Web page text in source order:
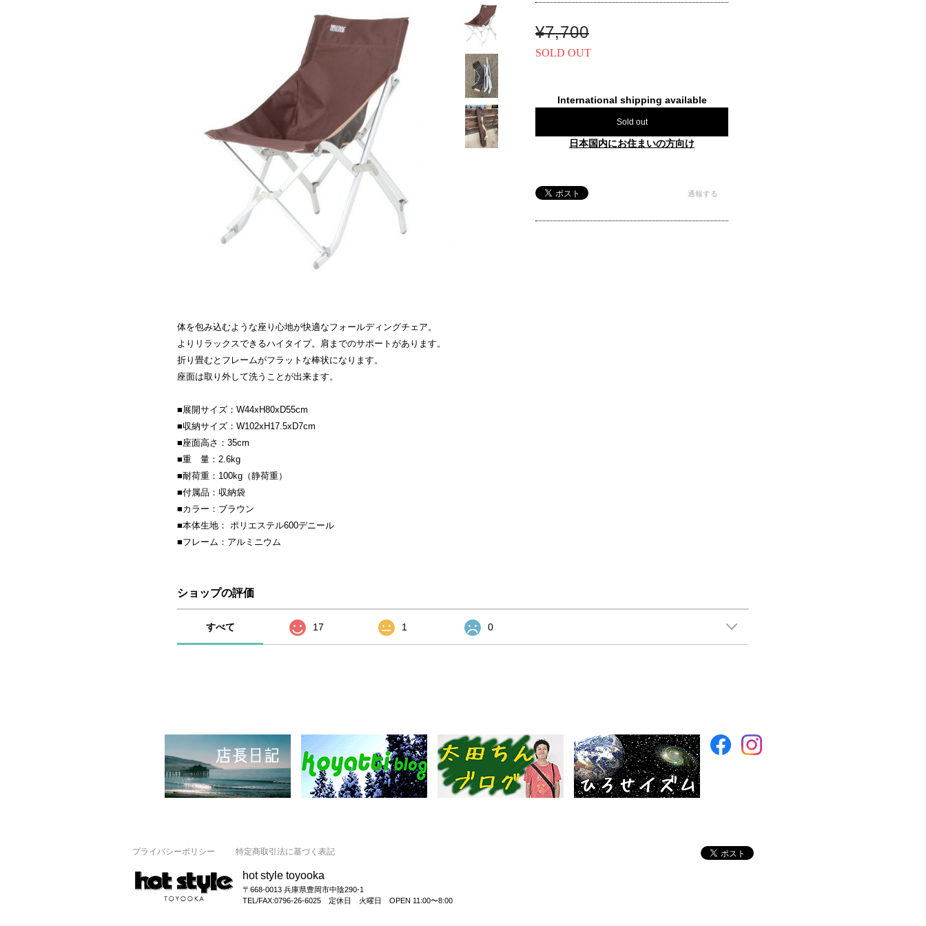
体を包み込むような座り心地が快適なフォールディングチェア。
よりリラックスできるハイタイプ。肩までのサポートがあります。
折り畳むとフレームがフラットな棒状になります。
座面は取り外して洗うことが出来ます。
■展開サイズ：W44xH80xD55cm
■収納サイズ：W102xH17.5xD7cm
■座面高さ：35cm
■重 量：2.6kg
■耐荷重：100kg（静荷重）
■付属品：収納袋
■カラー：ブラウン
■本体生地： ポリエステル600デニール
■フレーム：アルミニウム
¥7,700
SOLD OUT
International shipping available
Sold out
日本国内にお住まいの方向け
通報する
ショップの評価
すべて 17 1 0
プライバシーポリシー 特定商取引法に基づく表記
hot style toyooka
〒668-0013 兵庫県豊岡市中陰290-1
TEL/FAX:0796-26-6025 定休日 火曜日 OPEN 11:00〜8:00